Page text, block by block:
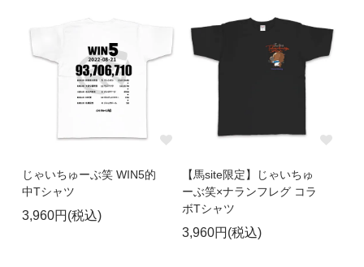
じゃいちゅーぶ笑 WIN5的
中Tシャツ
3,960円(税込)
【馬site限定】じゃいちゅ
ーぶ笑×ナランフレグ コラ
ボTシャツ
3,960円(税込)